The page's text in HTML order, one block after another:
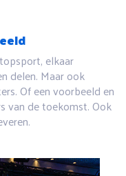
elkaar
delen. Maar ook
Of een voorbeeld en
van de toekomst. Ook